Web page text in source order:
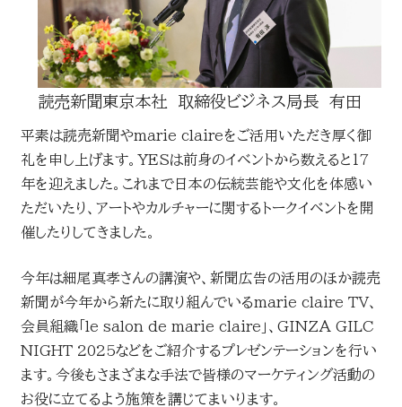
読売新聞東京本社 取締役ビジネス局長 有田
平素は読売新聞やmarie claireをご活用いただき厚く御
礼を申し上げます。YESは前身のイベントから数えると17
年を迎えました。これまで日本の伝統芸能や文化を体感い
ただいたり、アートやカルチャーに関するトークイベントを開
催したりしてきました。
今年は細尾真孝さんの講演や、新聞広告の活用のほか読売
新聞が今年から新たに取り組んでいるmarie claire TV、
会員組織「le salon de marie claire」、GINZA GILC
NIGHT 2025などをご紹介するプレゼンテーションを行い
ます。今後もさまざまな手法で皆様のマーケティング活動の
お役に立てるよう施策を講じてまいります。